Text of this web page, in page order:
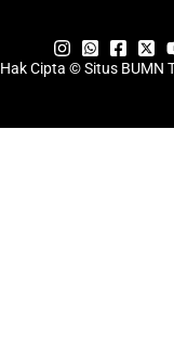
Hak Cipta © Situs BUMN